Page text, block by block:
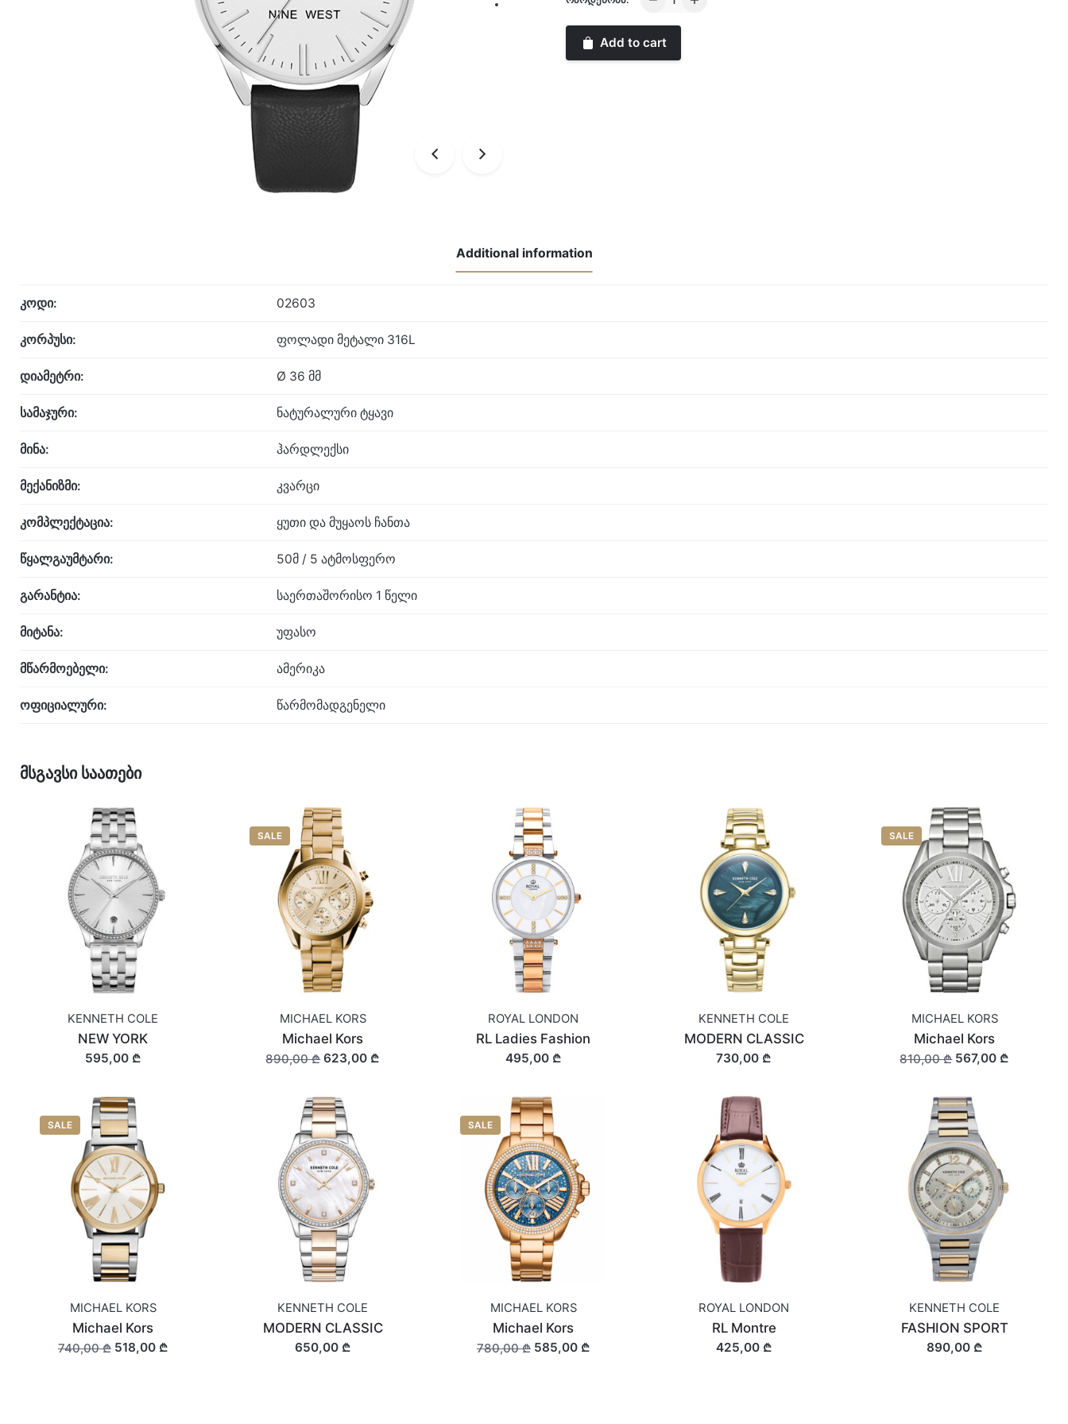
quantity
Add to cart
Additional information
კოდი: 02603
კორპუსი: ფოლადი მეტალი 316L
დიამეტრი: Ø 36 მმ
სამაჯური: ნატურალური ტყავი
მინა: ჰარდლექსი
მექანიზმი: კვარცი
კომპლექტაცია: ყუთი და მუყაოს ჩანთა
წყალგაუმტარი: 50მ / 5 ატმოსფერო
გარანტია: საერთაშორისო 1 წელი
მიტანა: უფასო
მწარმოებელი: ამერიკა
ოფიციალური: წარმომადგენელი
მსგავსი საათები
KENNETH COLE
NEW YORK
595,00 ₾
SALE
MICHAEL KORS
Michael Kors
890,00 ₾623,00 ₾
ROYAL LONDON
RL Ladies Fashion
495,00 ₾
KENNETH COLE
MODERN CLASSIC
730,00 ₾
SALE
MICHAEL KORS
Michael Kors
810,00 ₾567,00 ₾
SALE
MICHAEL KORS
Michael Kors
740,00 ₾518,00 ₾
KENNETH COLE
MODERN CLASSIC
650,00 ₾
SALE
MICHAEL KORS
Michael Kors
780,00 ₾585,00 ₾
ROYAL LONDON
RL Montre
425,00 ₾
KENNETH COLE
FASHION SPORT
890,00 ₾